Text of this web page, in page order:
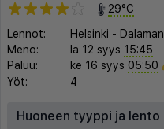
29°C
Lennot:
Helsinki - Dalaman
Meno:
la 12 syys 15:45
Paluu:
ke 16 syys 05:50
Yöt:
4
Huoneen tyyppi ja lento